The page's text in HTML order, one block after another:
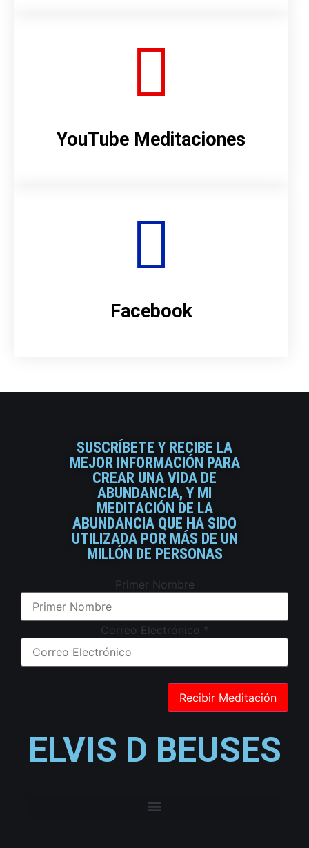
YouTube Meditaciones
Facebook
SUSCRÍBETE Y RECIBE LA
MEJOR INFORMACIÓN PARA
CREAR UNA VIDA DE
ABUNDANCIA, Y MI
MEDITACIÓN DE LA
ABUNDANCIA QUE HA SIDO
UTILIZADA POR MÁS DE UN
MILLÓN DE PERSONAS
Primer Nombre
Correo Electrónico *
ELVIS D BEUSES